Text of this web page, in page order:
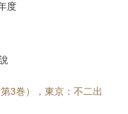
度
3巻），東京：不二出